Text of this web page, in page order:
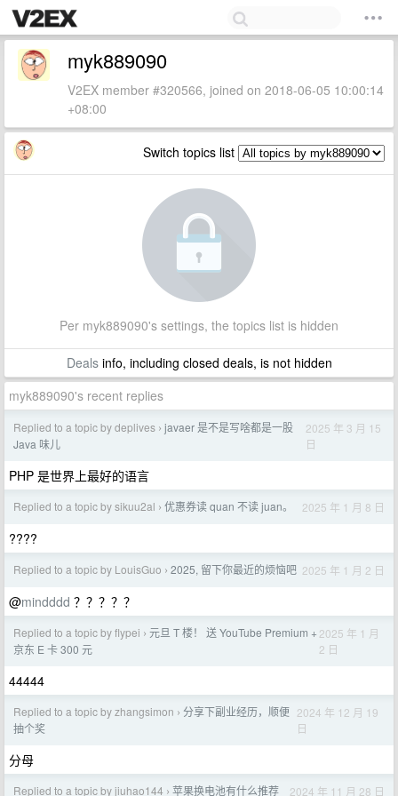
myk889090
V2EX member #320566, joined on 2018-06-05 10:00:14
+08:00
Switch topics list
Per myk889090's settings, the topics list is hidden
Dealsinfo, including closed deals, is not hidden
myk889090's recent replies
Replied to a topic by deplives › javaer 是不是写啥都是一股
Java 味儿
2025 年 3 月 15
日
PHP 是世界上最好的语言
Replied to a topic by sikuu2al › 优惠券读 quan 不读 juan。 2025 年 1 月 8 日
????
Replied to a topic by LouisGuo › 2025, 留下你最近的烦恼吧 2025 年 1 月 2 日
@mindddd ？？？？？
Replied to a topic by flypei › 元旦 T 楼！ 送 YouTube Premium +
京东 E 卡 300 元
2025 年 1 月
2 日
44444
Replied to a topic by zhangsimon › 分享下副业经历，顺便
抽个奖
2024 年 12 月 19
日
分母
Replied to a topic by jiuhao144 › 苹果换电池有什么推荐 2024 年 11 月 28 日